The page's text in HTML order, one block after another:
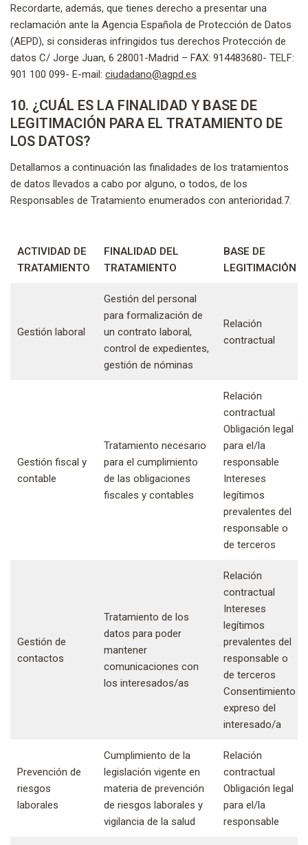
Recordarte, además, que tienes derecho a presentar una
reclamación ante la Agencia Española de Protección de Datos
(AEPD), si consideras infringidos tus derechos Protección de
datos C/ Jorge Juan, 6 28001-Madrid – FAX: 914483680- TELF:
901 100 099- E-mail: ciudadano@agpd.es
10. ¿CUÁL ES LA FINALIDAD Y BASE DE
LEGITIMACIÓN PARA EL TRATAMIENTO DE
LOS DATOS?
Detallamos a continuación las finalidades de los tratamientos
de datos llevados a cabo por alguno, o todos, de los
Responsables de Tratamiento enumerados con anterioridad.7.
ACTIVIDAD DE
TRATAMIENTO
FINALIDAD DEL
TRATAMIENTO
BASE DE
LEGITIMACIÓN
Gestión laboral
Gestión del personal
para formalización de
un contrato laboral,
control de expedientes,
gestión de nóminas
Relación
contractual
Gestión fiscal y
contable
Tratamiento necesario
para el cumplimiento
de las obligaciones
fiscales y contables
Relación
contractual
Obligación legal
para el/la
responsable
Intereses
legítimos
prevalentes del
responsable o
de terceros
Gestión de
contactos
Tratamiento de los
datos para poder
mantener
comunicaciones con
los interesados/as
Relación
contractual
Intereses
legítimos
prevalentes del
responsable o
de terceros
Consentimiento
expreso del
interesado/a
Prevención de
riesgos
laborales
Cumplimiento de la
legislación vigente en
materia de prevención
de riesgos laborales y
vigilancia de la salud
Relación
contractual
Obligación legal
para el/la
responsable